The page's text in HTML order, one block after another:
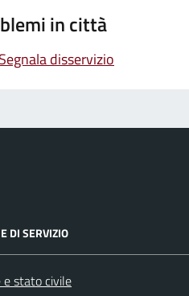
in città
Segnala disservizio
DI SERVIZIO
e stato civile